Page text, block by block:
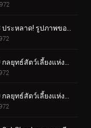
ตอนที่ 90 กลยุทธ์สัตว์เลี้ยงแห่งความกลัว Rider SOS